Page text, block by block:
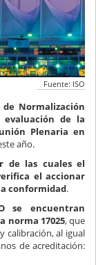
Fuente: ISO
Normalización
evaluación de la
Plenaria en
año.
de las cuales el
el accionar
conformidad.
se encuentran
norma 17025, que
calibración, al igual
de acreditación: